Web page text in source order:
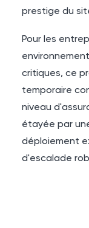
prestige du
Pour les
critiques, ce
temporaire
niveau
étayée par
déploiement
d'escalade